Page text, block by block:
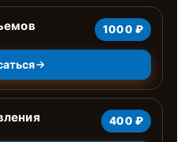
1000 ₽
400 ₽